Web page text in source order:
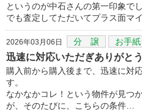
というのが中石さんの第一印象でし
でも査定してただいてプラス面マ
2026年03月06日 分 譲 お手紙
迅速に対応いただぎありがと
購入前から購入後まで、迅速に対
す。
なかなかコレ！という物件が見つ
が、そのたびに、こちらの条件…